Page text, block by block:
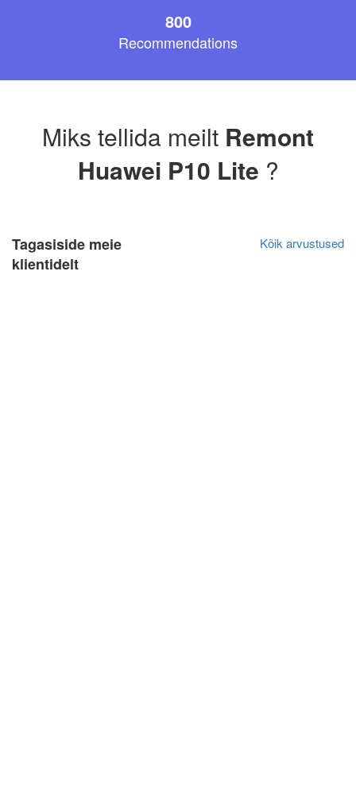
800
Recommendations
Miks tellida meilt Remont
Huawei P10 Lite ?
Tagasiside meie
klientidelt
Kõik arvustused